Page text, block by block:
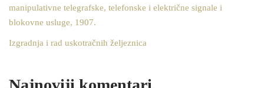
manipulativne telegrafske, telefonske i električne signale i
blokovne usluge, 1907.
Izgradnja i rad uskotračnih željeznica